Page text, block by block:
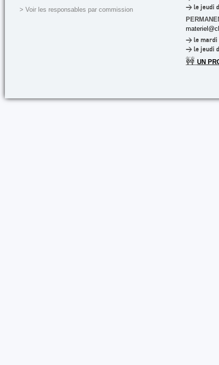
> Voir les responsables par commission
> le jeudi
> le mardi
> le jeudi
🚧 UN